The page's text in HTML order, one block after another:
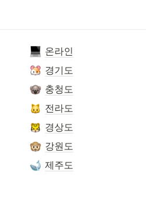
온라인
경기도
충청도
전라도
경상도
강원도
제주도